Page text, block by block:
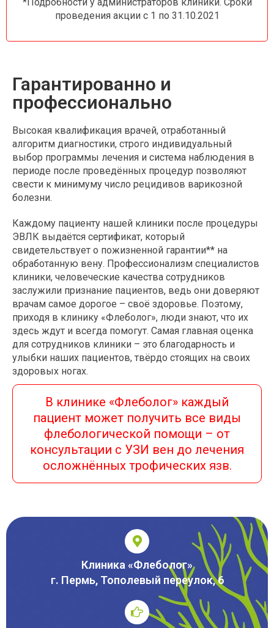
проведения акции с 1 по 31.10.2021
Гарантированно и
профессионально
Высокая квалификация врачей, отработанный
алгоритм диагностики, строго индивидуальный
выбор программы лечения и система наблюдения в
периоде после проведённых процедур позволяют
свести к минимуму число рецидивов варикозной
болезни.
Каждому пациенту нашей клиники после процедуры
ЭВЛК выдаётся сертификат, который
свидетельствует о пожизненной гарантии** на
обработанную вену. Профессионализм специалистов
клиники, человеческие качества сотрудников
заслужили признание пациентов, ведь они доверяют
врачам самое дорогое – своё здоровье. Поэтому,
приходя в клинику «Флеболог», люди знают, что их
здесь ждут и всегда помогут. Самая главная оценка
для сотрудников клиники – это благодарность и
улыбки наших пациентов, твёрдо стоящих на своих
здоровых ногах.
В клинике «Флеболог» каждый
пациент может получить все виды
флебологической помощи – от
консультации с УЗИ вен до лечения
осложнённых трофических язв.
Клиника «Флеболог»
г. Пермь, Тополевый переулок, 6